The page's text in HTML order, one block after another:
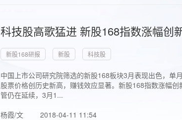
科技股高歌猛进 新股168指数涨幅创
新股168研报 新股 科技股
中国上市公司研究院筛选的新股168板块3月表现出色，单
股票价格创历史新高，赚钱效应显著。新股168指数涨幅
管仍在延续，3月1...
杨霞/文
2018-04-11 11:54